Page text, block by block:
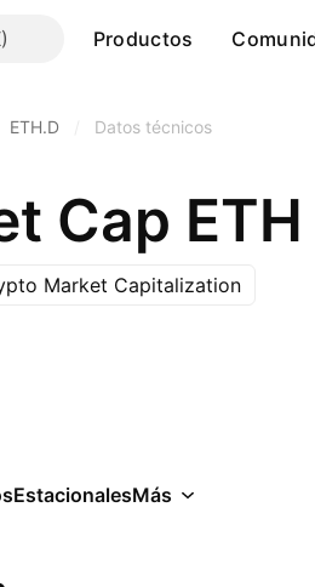
Productos
ETH.D Datos técnicos
Cap
Market Capitalization
EstacionalesMás